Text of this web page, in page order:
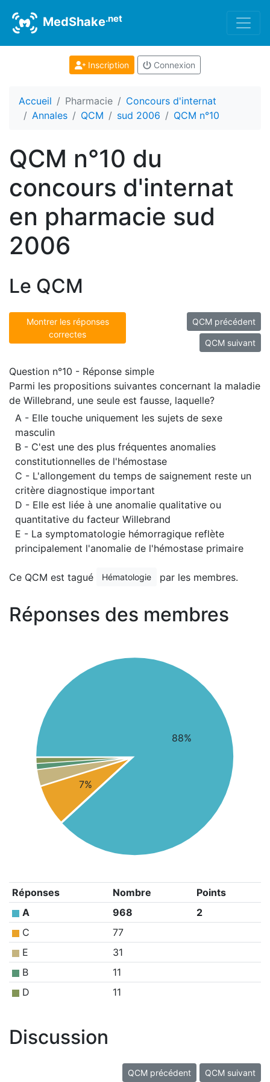
MedShake.net
Inscription Connexion
Accueil Pharmacie
Concours d'internat
Annales
QCM sud 2006 QCM n°10
QCM n°10 du
concours d'internat
en pharmacie sud
2006
Le QCM
Montrer les réponses
correctes
QCM précédent
QCM suivant
Question n°10 - Réponse simple
Parmi les propositions suivantes concernant la maladie
de Willebrand, une seule est fausse, laquelle?
A - Elle touche uniquement les sujets de sexe
masculin
B - C'est une des plus fréquentes anomalies
constitutionnelles de l'hémostase
C - L'allongement du temps de saignement reste un
critère diagnostique important
D - Elle est liée à une anomalie qualitative ou
quantitative du facteur Willebrand
E - La symptomatologie hémorragique reflète
principalement l'anomalie de l'hémostase primaire
Ce QCM est tagué Hématologie par les membres.
Réponses des membres
88%
7%
Réponses Nombre
Points
A
968
2
C
77
E
31
B
11
D
11
Discussion
QCM précédent QCM suivant